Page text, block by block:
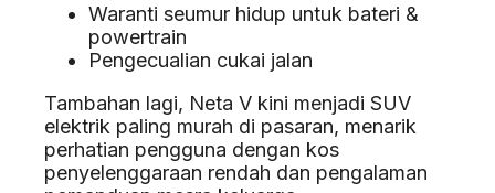
Waranti seumur hidup untuk bateri &
powertrain
Pengecualian cukai jalan
Tambahan lagi, Neta V kini menjadi SUV
elektrik paling murah di pasaran, menarik
perhatian pengguna dengan kos
penyelenggaraan rendah dan pengalaman